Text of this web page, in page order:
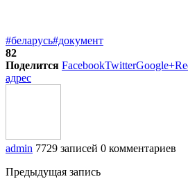
#беларусь#документ
82
Поделится FacebookTwitterGoogle+
адрес
admin 7729 записей 0 комментариев
Предыдущая запись